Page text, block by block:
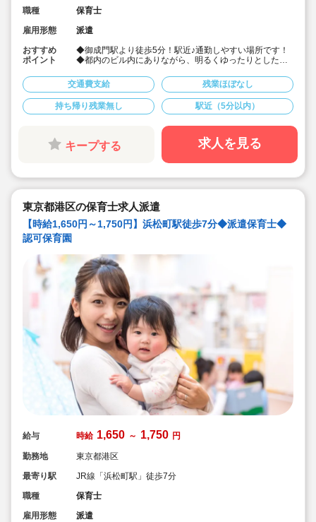
「残業はしない。でも頼られる。」そんな保育士のエキ
スパートを募集します。
2026年7月～スタートです！
気軽にお問合せください
職種
保育士
雇用形態
派遣
おすすめ
ポイント
◆御成門駅より徒歩5分！駅近♪通勤しやすい場所です！
◆都内のビル内にありながら、明るくゆったりとした環
◆職員関係良好です！優しい園長先生の下皆で協力しあ
って働いています！
◆保育士専任のコンサルタントがあなたの派遣就業を安
心サポートいたします
交通費支給 残業ほぼなし
持ち帰り残業無し 駅近（5分以内）
キープする 求人を見る
東京都港区の保育士求人派遣
【時給1,650円～1,750円】浜松町駅徒歩7分◆派遣保育士◆
認可保育園
給与 時給 1,650 ～ 1,750 円
勤務地
東京都港区
最寄り駅
JR線「浜松町駅」徒歩7分
職種
保育士
雇用形態
派遣